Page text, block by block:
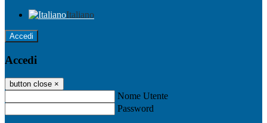
Italiano
Accedi
Accedi
button close ×
Nome Utente
Password